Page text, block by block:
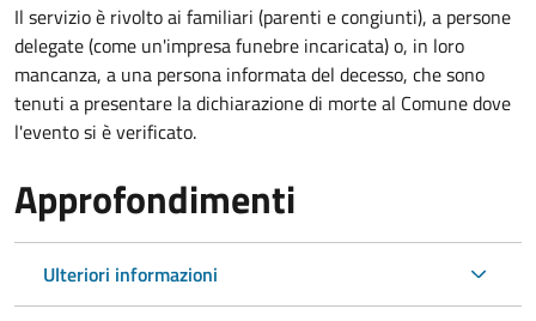
Il servizio è rivolto ai familiari (parenti e congiunti), a persone
delegate (come un'impresa funebre incaricata) o, in loro
mancanza, a una persona informata del decesso, che sono
tenuti a presentare la dichiarazione di morte al Comune dove
l'evento si è verificato.
Approfondimenti
Ulteriori informazioni